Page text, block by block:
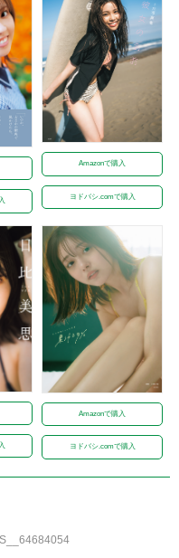
Amazonで購入
ヨドバシ.comで購入
Amazonで購入
ヨドバシ.comで購入